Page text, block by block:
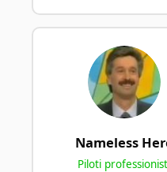
Nameless
Piloti